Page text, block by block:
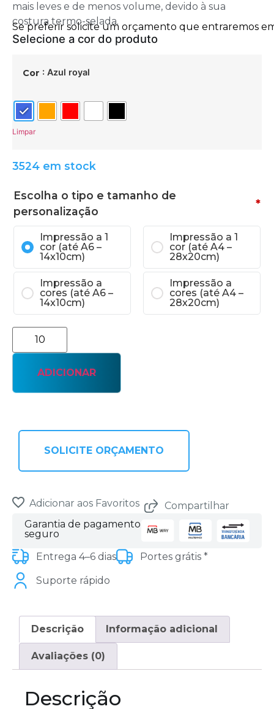
mais leves e de menos volume, devido à sua
costura termo-selada.
Cor : Azul royal
Limpar
3524 em stock
Escolha o tipo e tamanho de
personalização
*
Impressão a 1
cor (até A6 –
14x10cm)
Impressão a 1
cor (até A4 –
28x20cm)
Impressão a
cores (até A6 –
14x10cm)
Impressão a
cores (até A4 –
28x20cm)
ADICIONAR
SOLICITE ORÇAMENTO
Adicionar aos Favoritos
Compartilhar
Garantia de pagamento
seguro
Entrega 4–6 dias
Portes grátis *
Suporte rápido
Descrição Informação adicional
Avaliações (0)
Descrição